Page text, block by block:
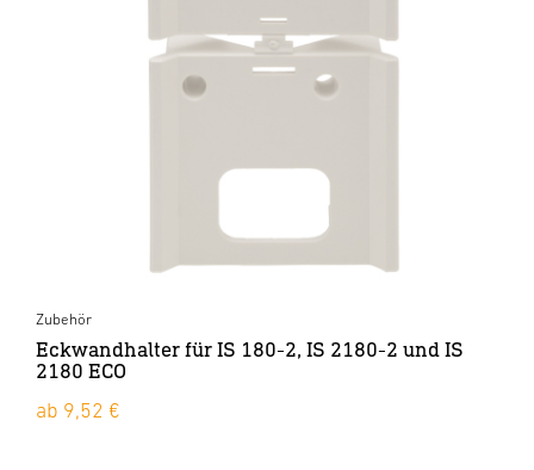
Zubehör
Eckwandhalter für IS 180-2, IS 2180-2 und IS
2180 ECO
ab 9,52 €